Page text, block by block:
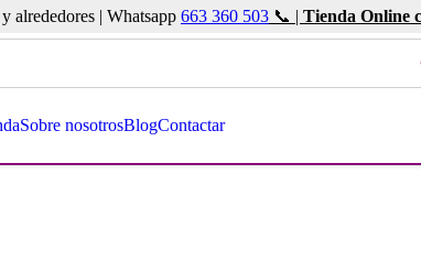
| Whatsapp 663 360 503 📞 | Tienda Online
Sobre nosotrosBlogContactar